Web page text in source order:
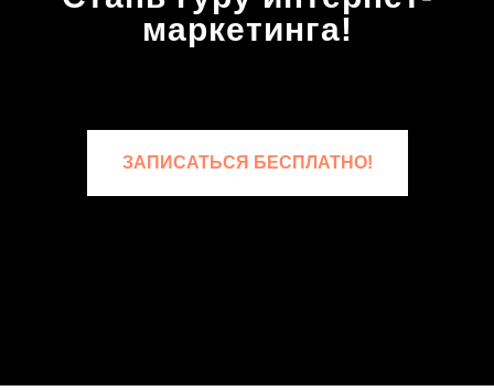
маркетинга!
ЗАПИСАТЬСЯ БЕСПЛАТНО!